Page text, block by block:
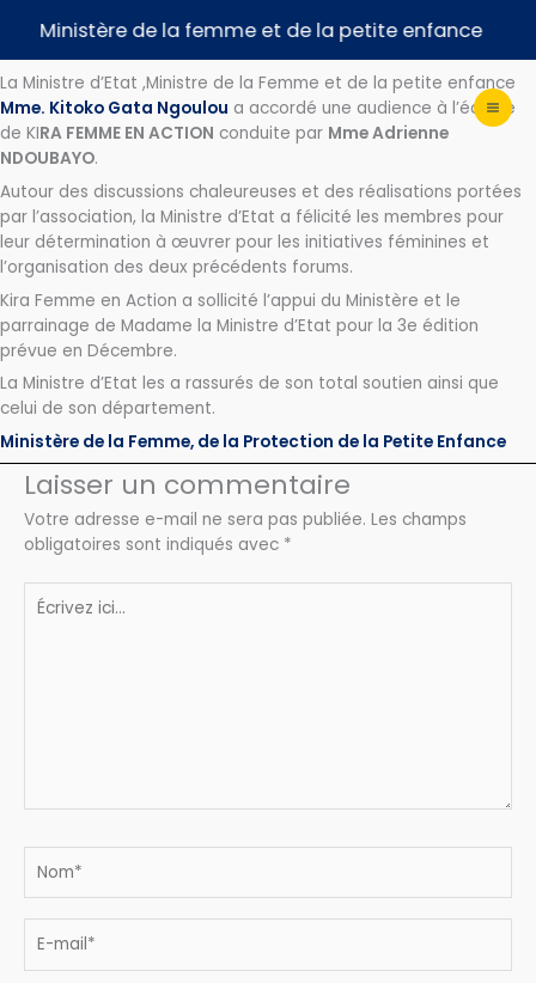
contenu
de la femme et de la petite enfance
𝗔𝗖𝗧𝗜𝗢𝗡
La Ministre d’Etat ,Ministre de la Femme et de la petite enfance
Mme. Kitoko Gata Ngoulou a accordé une audience à l’équipe
de KIRA FEMME EN ACTION conduite par Mme Adrienne
NDOUBAYO.
Autour des discussions chaleureuses et des réalisations portées
par l’association, la Ministre d’Etat a félicité les membres pour
leur détermination à œuvrer pour les initiatives féminines et
l’organisation des deux précédents forums.
Kira Femme en Action a sollicité l’appui du Ministère et le
parrainage de Madame la Ministre d’Etat pour la 3e édition
prévue en Décembre.
La Ministre d’Etat les a rassurés de son total soutien ainsi que
celui de son département.
Ministère de la Femme, de la Protection de la Petite Enfance
Laisser un commentaire
Votre adresse e-mail ne sera pas publiée. Les champs
obligatoires sont indiqués avec *
Écrivez
ici…
mail*